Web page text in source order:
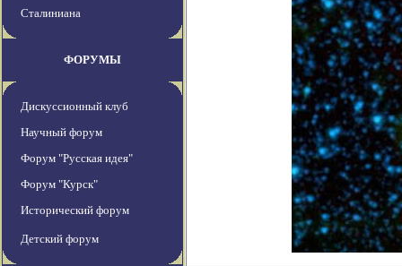
Сталиниана
ФОРУМЫ
Дискуссионный клуб
Научный форум
Форум "Русская идея"
Форум "Курск"
Исторический форум
Детский форум